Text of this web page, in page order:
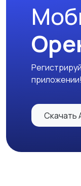
приложении!
Скачать